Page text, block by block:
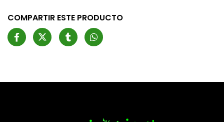
COMPARTIR ESTE PRODUCTO